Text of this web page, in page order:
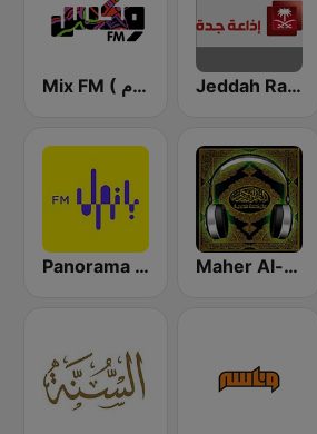
Mix FM ( مكس إف إم ) Jeddah Radio اذاعة جدة
Panorama FM Maher Al-Muaiqly (ماهر المعيقلي)